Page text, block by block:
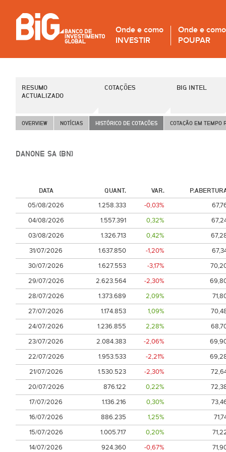
Onde e como
INVESTIR
Onde e como
POUPAR
RESUMO
ACTUALIZADO
COTAÇÕES BIG INTEL
OVERVIEW NOTÍCIAS HISTÓRICO DE COTAÇÕES COTAÇÃO EM TEMPO
DANONE SA (BN)
DATA QUANT. VAR.
05/08/2026
1.258.333 -0,03%
04/08/2026
1.557.391 0,32%
03/08/2026
1.326.713 0,42%
31/07/2026
1.637.850 -1,20%
30/07/2026
1.627.553 -3,17%
29/07/2026
2.623.564 -2,30%
28/07/2026
1.373.689 2,09%
27/07/2026
1.174.853 1,09%
24/07/2026
1.236.855 2,28%
23/07/2026
2.084.383 -2,06%
22/07/2026
1.953.533 -2,21%
21/07/2026
1.530.523 -2,30%
20/07/2026
876.122 0,22%
17/07/2026
1.136.216 0,30%
16/07/2026
886.235 1,25%
15/07/2026
1.005.717 0,20%
14/07/2026
924.360 -0,67%